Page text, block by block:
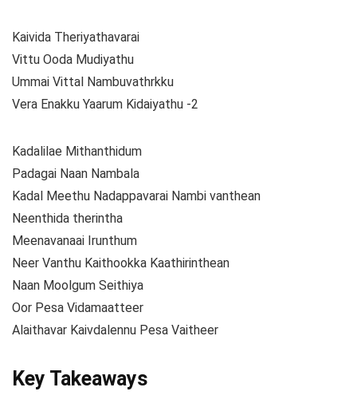
Kaivida Theriyathavarai
Vittu Ooda Mudiyathu
Ummai Vittal Nambuvathrkku
Vera Enakku Yaarum Kidaiyathu -2
Kadalilae Mithanthidum
Padagai Naan Nambala
Kadal Meethu Nadappavarai Nambi vanthean
Neenthida therintha
Meenavanaai Irunthum
Neer Vanthu Kaithookka Kaathirinthean
Naan Moolgum Seithiya
Oor Pesa Vidamaatteer
Alaithavar Kaivdalennu Pesa Vaitheer
Key Takeaways